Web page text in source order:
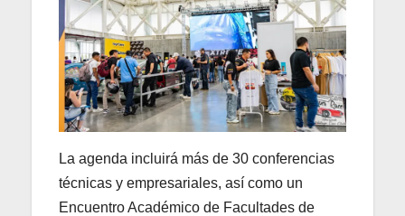
La agenda incluirá más de 30 conferencias
técnicas y empresariales, así como un
Encuentro Académico de Facultades de